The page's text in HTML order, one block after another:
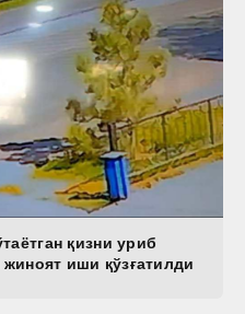
қизни уриб
жиноят иши қўзғатилди